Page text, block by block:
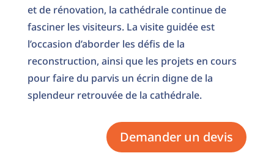
et de rénovation, la cathédrale continue de
fasciner les visiteurs. La visite guidée est
l’occasion d’aborder les défis de la
reconstruction, ainsi que les projets en cours
pour faire du parvis un écrin digne de la
splendeur retrouvée de la cathédrale.
Demander un devis